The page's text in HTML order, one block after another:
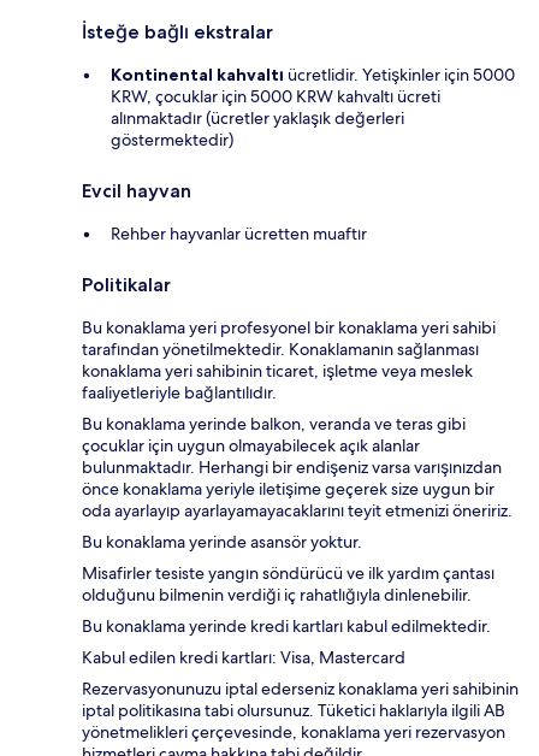
İsteğe bağlı ekstralar
Kontinental kahvaltı ücretlidir. Yetişkinler için 5000
KRW, çocuklar için 5000 KRW kahvaltı ücreti
alınmaktadır (ücretler yaklaşık değerleri
göstermektedir)
Evcil hayvan
Rehber hayvanlar ücretten muaftır
Politikalar
Bu konaklama yeri profesyonel bir konaklama yeri sahibi
tarafından yönetilmektedir. Konaklamanın sağlanması
konaklama yeri sahibinin ticaret, işletme veya meslek
faaliyetleriyle bağlantılıdır.
Bu konaklama yerinde balkon, veranda ve teras gibi
çocuklar için uygun olmayabilecek açık alanlar
bulunmaktadır. Herhangi bir endişeniz varsa varışınızdan
önce konaklama yeriyle iletişime geçerek size uygun bir
oda ayarlayıp ayarlayamayacaklarını teyit etmenizi öneririz.
Bu konaklama yerinde asansör yoktur.
Misafirler tesiste yangın söndürücü ve ilk yardım çantası
olduğunu bilmenin verdiği iç rahatlığıyla dinlenebilir.
Bu konaklama yerinde kredi kartları kabul edilmektedir.
Kabul edilen kredi kartları: Visa, Mastercard
Rezervasyonunuzu iptal ederseniz konaklama yeri sahibinin
iptal politikasına tabi olursunuz. Tüketici haklarıyla ilgili AB
yönetmelikleri çerçevesinde, konaklama yeri rezervasyon